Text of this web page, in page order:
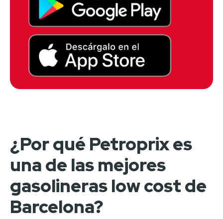
¿Por qué Petroprix es
una de las mejores
gasolineras low cost de
Barcelona?